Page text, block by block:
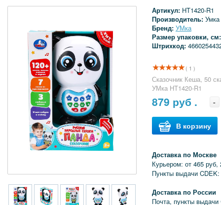
Артикул: HT1420-R1
Производитель: Умка
Бренд: УМка
Размер упаковки,
Штрихкод:
( 1 )
Сказочник Кеша, 50
УМка HT1420-R1
879 руб . -
В корзину
Доставка по Москве
Курьером: от 465 руб,
Пункты выдачи
Доставка по России
Почта, пункты выдачи